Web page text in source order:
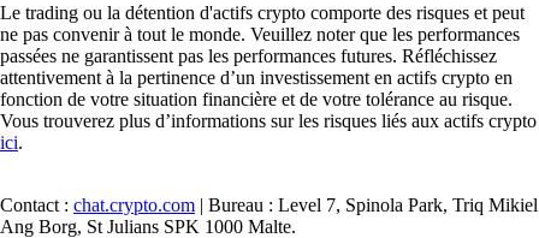
Le trading ou la détention d'actifs crypto comporte des risques et peut
ne pas convenir à tout le monde. Veuillez noter que les performances
passées ne garantissent pas les performances futures. Réfléchissez
attentivement à la pertinence d’un investissement en actifs crypto en
fonction de votre situation financière et de votre tolérance au risque.
Vous trouverez plus d’informations sur les risques liés aux actifs crypto
ici.
Contact : chat.crypto.com | Bureau : Level 7, Spinola Park, Triq Mikiel
Ang Borg, St Julians SPK 1000 Malte.